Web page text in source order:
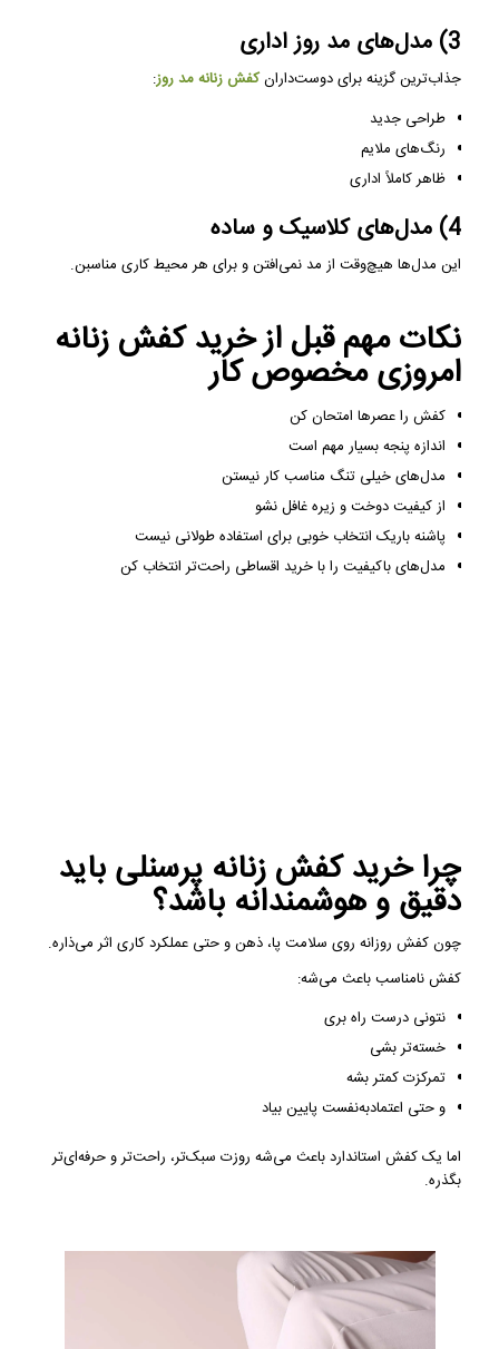
3) مدل‌های مد روز اداری
جذاب‌ترین گزینه برای دوست‌دارانکفش زنانه مد روز:
طراحی جدید
رنگ‌های ملایم
ظاهر کاملاً اداری
4) مدل‌های کلاسیک و ساده
این مدل‌ها هیچ‌وقت از مد نمی‌افتن و برای هر محیط کاری مناسبن.
نکات مهم قبل از خرید کفش زنانه
امروزی مخصوص کار
کفش را عصرها امتحان کن
اندازه پنجه بسیار مهم است
مدل‌های خیلی تنگ مناسب کار نیستن
از کیفیت دوخت و زیره غافل نشو
پاشنه باریک انتخاب خوبی برای استفاده طولانی نیست
مدل‌های باکیفیت را با خرید اقساطی راحت‌تر انتخاب کن
چرا خرید کفش زنانه پرسنلی باید
دقیق و هوشمندانه باشد؟
چون کفش روزانه روی سلامت پا، ذهن و حتی عملکرد کاری اثر می‌ذاره.
کفش نامناسب باعث می‌شه:
نتونی درست راه بری
خسته‌تر بشی
تمرکزت کمتر بشه
و حتی اعتمادبه‌نفست پایین بیاد
اما یک کفش استاندارد باعث می‌شه روزت سبک‌تر، راحت‌تر و حرفه‌ای‌تر
بگذره.